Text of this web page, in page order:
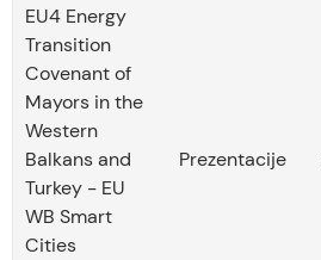
EU4 Energy
Transition
Covenant of
Mayors in the
Western
Balkans and
Turkey - EU
WB Smart
Cities
Prezentacije